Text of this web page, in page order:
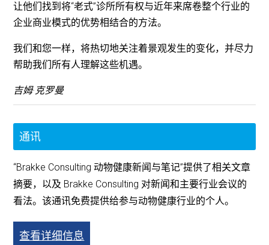
让他们找到将“老式”诊所所有权与近年来席卷整个行业的
企业商业模式的优势相结合的方法。
我们和您一样，将热切地关注着景观发生的变化，并尽力
帮助我们所有人理解这些机遇。
吉姆·克罗曼
通讯
“Brakke Consulting 动物健康新闻与笔记”提供了相关文章
摘要，以及 Brakke Consulting 对新闻和主要行业会议的
看法。该通讯免费提供给参与动物健康行业的个人。
查看详细信息